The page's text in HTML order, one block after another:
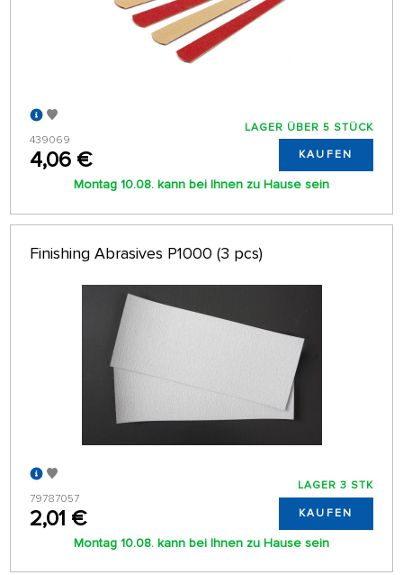
439069
4,06 €
LAGER ÜBER 5 STÜCK
KAUFEN
Montag 10.08. kann bei Ihnen zu Hause sein
Finishing Abrasives P1000 (3 pcs)
79787057
2,01 €
LAGER 3 STK
KAUFEN
Montag 10.08. kann bei Ihnen zu Hause sein